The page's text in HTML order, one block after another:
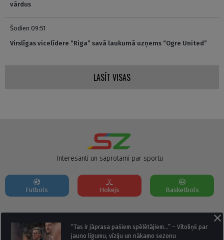
vārdus
Šodien 09:51
Virslīgas vicelīdere “Riga” savā laukumā uzņems “Ogre United”
LASĪT VISAS
“Tas ir jāprasa pašiem spēlētājiem…” – Vītoliņš par
jauno līgumu, vīziju un nākamo sezonu
Interesanti un saprotami par sportu
Futbols Hokejs Basketbols
Par mums Reklāmas Parametri Kontakti